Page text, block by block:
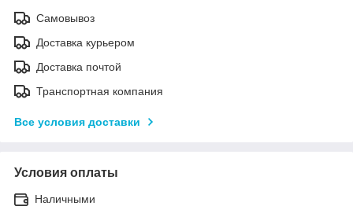
Самовывоз
Доставка курьером
Доставка почтой
Транспортная компания
Все условия доставки
Условия оплаты
Наличными